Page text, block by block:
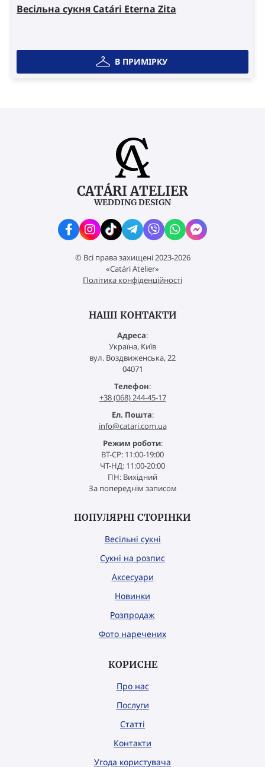
Весільна сукня Catári Eterna Zita
В ПРИМІРКУ
CATÁRI ATELIER
WEDDING DESIGN
© Всі права захищені 2023-2026
«Catári Atelier»
Політика конфіденційності
НАШІ КОНТАКТИ
Адреса:
Україна, Київ
вул. Воздвиженська, 22
04071
Телефон:
+38 (068) 244-45-17
Ел. Пошта:
info@catari.com.ua
Режим роботи:
ВТ-СР: 11:00-19:00
ЧТ-НД: 11:00-20:00
ПН: Вихідний
За попереднім записом
ПОПУЛЯРНІ СТОРІНКИ
Весільні сукні
Сукні на розпис
Аксесуари
Новинки
Розпродаж
Фото наречених
КОРИСНЕ
Про нас
Послуги
Статті
Контакти
Угода користувача